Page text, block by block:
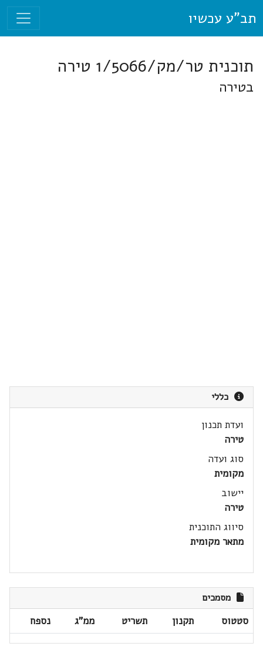
תב"ע עכשיו
תוכנית טר/מק/1/5066 טירה
בטירה
כללי
ועדת תכנון
טירה
סוג ועדה
מקומית
יישוב
טירה
סיווג התוכנית
מתאר מקומית
מסמכים
סטטוס תקנון תשריט ממ"ג נספח